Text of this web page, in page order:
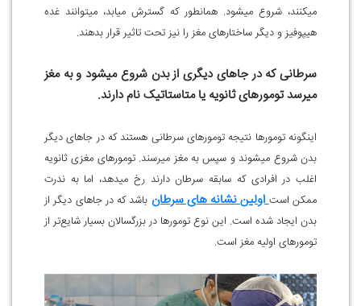
میکنند، شروع میشود. همانطور که گسترش میابد، میتوانند غده
هیپوفیز و دیگر ساختار‌های مغز را نیز تحت تاثیر قرار بدهند.
سرطانی که در جا‌های دیگری از بدن شروع میشود و به مغز
میرسد تومور‌های ثانویه یا متاستاتیک نام دارند.
اینگونه تومور‌ها نتیجه تومور‌های سرطانی هستند که در جا‌های دیگر
بدن شروع میشوند و سپس به مغز میرسند. تومور‌های مغزی ثانویه
اغلب در افرادی که سابقه سرطان دارند رخ میدهد، اما به ندرت
ممکن استاولین نشانه های سرطان باشد که در جا‌های دیگر از
بدن ایجاد شده است. این نوع تومور‌ها در بزرگسالان بسیار شایع‌تر از
تومور‌های اولیه مغز است.